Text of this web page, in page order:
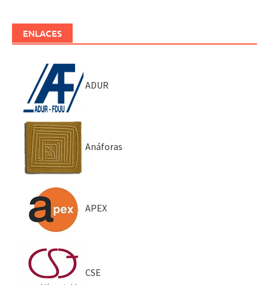
ENLACES
ADUR
Anáforas
APEX
CSE